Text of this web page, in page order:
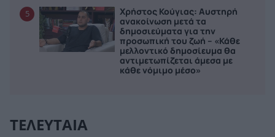
5
Χρήστος Κούγιας: Αυστηρή
ανακοίνωση μετά τα
δημοσιεύματα για την
προσωπική του ζωή – «Κάθε
μελλοντικό δημοσίευμα θα
αντιμετωπίζεται άμεσα με
κάθε νόμιμο μέσο»
ΤΕΛΕΥΤΑΙΑ